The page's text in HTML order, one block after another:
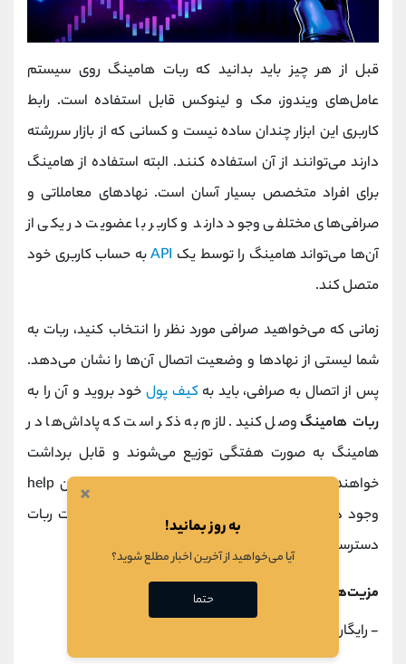
قبل از هر چیز باید بدانید که ربات هامینگ روی سیستم
عامل‌های ویندوز، مک و لینوکس قابل استفاده است. رابط
کاربری این ابزار چندان ساده نیست و کسانی که از بازار سررشته
دارند می‌توانند از آن استفاده کنند. البته استفاده از هامینگ
برای افراد متخصص بسیار آسان است. نهادهای معاملاتی و
صرافی‌های مختلفی وجود دارند و کاربر با عضویت در یکی از
آن‌ها می‌تواند هامینگ را توسط یک APIبه حساب کاربری خود
متصل کند.
زمانی که می‌خواهید صرافی مورد نظر را انتخاب کنید، ربات به
شما لیستی از نهادها و وضعیت اتصال آن‌ها را نشان می‌دهد.
پس از اتصال به صرافی، باید بهکیف پول خود بروید و آن را به
ربات هامینگوصل کنید. لازم به ذکر است که پاداش‌ها در
هامینگ به صورت هفتگی توزیع می‌شوند و قابل برداشت
خواهند بود. همچنین، بخشی در این ربات تحت عنوان help
وجود دارد که با کمک آن می‌توانید به لیست دستورات ربات
دسترسی پیدا کنید.
مزیت‌های ربات هامینگ
- رایگان بودن
×
به روز بمانید!
آیا می‌خواهید از آخرین اخبار مطلع شوید؟
حتما